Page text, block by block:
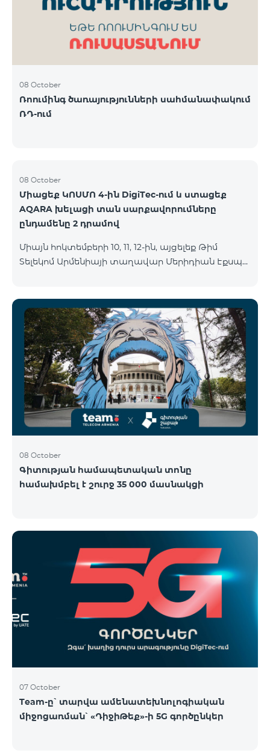
08 October
Ռոումինգ ծառայությունների սահմանափակում
ՌԴ-ում
08 October
Միացեք ԿՈՍՄՈ 4-ին DigiTec-ում և ստացեք
AQARA խելացի տան սարքավորումները
ընդամենը 2 դրամով
Միայն հոկտեմբերի 10, 11, 12-ին, այցելեք Թիմ
Տելեկոմ Արմենիայի տաղավար Մերիդիան Էքսպո
փաթեթներից որևէ մեկին 12 ամիս
բաժանորդագրությամբ և ստացեք
հնարավորություն ձեռք բերել AQARA Խելացի Տան
համակարգերը ընդամենը 2 դրամով․ AQARA
Խելացի Տեսախցիկ E1 (Smart Camera E1) AQARA
Ղեկավարման Սարք M100 (Hub M100) Միանալու
համար պարզապես պետք է անձնագրով
մոտենալ տաղավար։ Առաջարկը գործում է միայն
նոր միացող բաժանորդ
08 October
Գիտության համապետական տոնը
համախմբել է շուրջ 35 000 մասնակցի
07 October
Team-ը՝ տարվա ամենատեխնոլոգիական
միջոցառման՝ «ԴիջիԹեք»-ի 5G գործընկեր